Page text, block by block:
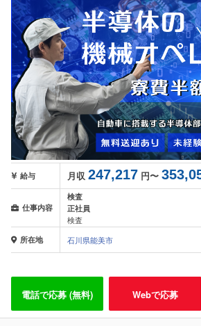
給与 月収 247,217 円〜
仕事内容
検査
正社員
検査
所在地
石川県能美市
電話で応募 (無料) Webで応募